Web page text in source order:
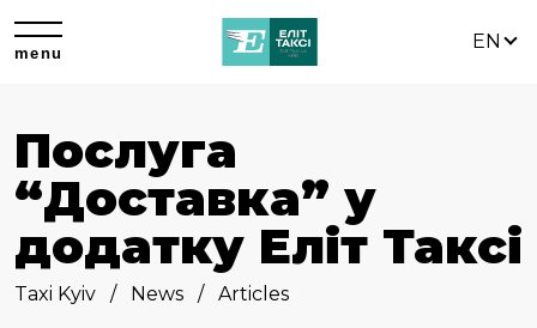
menu
EN
Послуга
“Доставка” у
додатку Еліт Таксі
Taxi Kyiv News Articles